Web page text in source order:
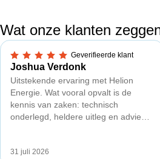
Wat onze klanten
Geverifieerde klant
5,0 van 5 sterren
Joshua Verdonk
Uitstekende ervaring met Helion
Energie. Wat vooral opvalt is de
kennis van zaken: technisch
onderlegd, heldere uitleg en advies
Ook de nazorg is uitgebreid.
31 juli 2026